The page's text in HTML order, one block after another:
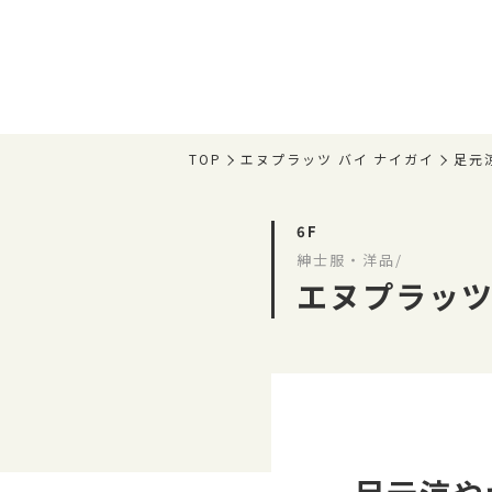
TOP エヌプラッツ バイ ナイガイ 足元
6F
紳士服・洋品/
エヌプラッ